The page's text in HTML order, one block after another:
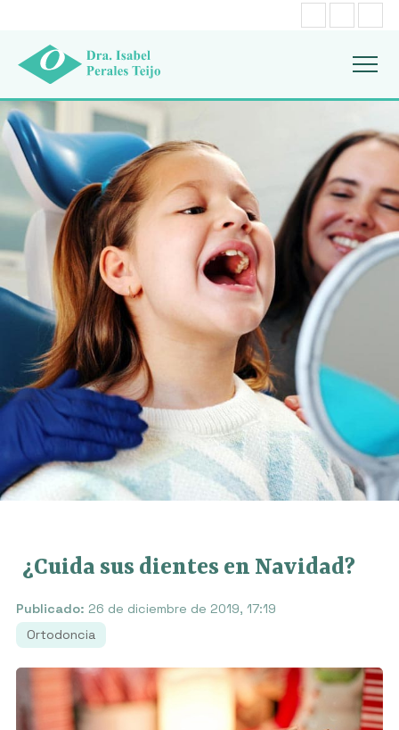
¿Cuida sus dientes en Navidad?
Publicado: 26 de diciembre de 2019, 17:19
Ortodoncia